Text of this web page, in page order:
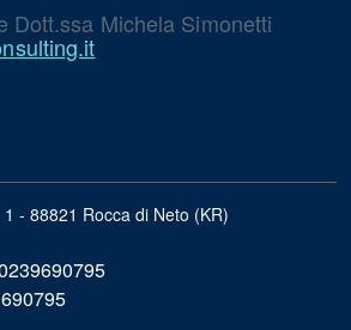
Dott.ssa Michela Simonetti
- 88821 Rocca di Neto (KR)